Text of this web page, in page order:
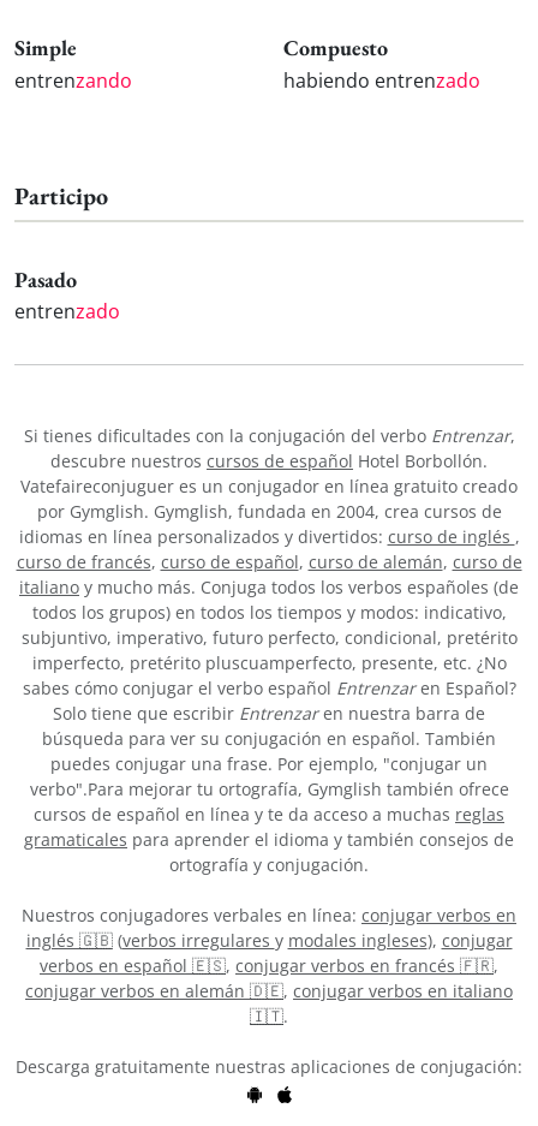
Simple
entrenzando
Compuesto
habiendo entrenzado
Participo
Pasado
entrenzado
Si tienes dificultades con la conjugación del verbo Entrenzar,
descubre nuestros cursos de español Hotel Borbollón.
Vatefaireconjuguer es un conjugador en línea gratuito creado
por Gymglish. Gymglish, fundada en 2004, crea cursos de
idiomas en línea personalizados y divertidos: curso de inglés ,
curso de francés, curso de español, curso de alemán, curso de
italiano y mucho más. Conjuga todos los verbos españoles (de
todos los grupos) en todos los tiempos y modos: indicativo,
subjuntivo, imperativo, futuro perfecto, condicional, pretérito
imperfecto, pretérito pluscuamperfecto, presente, etc. ¿No
sabes cómo conjugar el verbo español Entrenzaren Español?
Solo tiene que escribir Entrenzaren nuestra barra de
búsqueda para ver su conjugación en español. También
puedes conjugar una frase. Por ejemplo, "conjugar un
verbo".Para mejorar tu ortografía, Gymglish también ofrece
cursos de español en línea y te da acceso a muchas reglas
gramaticales para aprender el idioma y también consejos de
ortografía y conjugación.
Nuestros conjugadores verbales en línea: conjugar verbos en
inglés 🇬🇧(verbos irregulares y modales ingleses), conjugar
verbos en español 🇪🇸, conjugar verbos en francés 🇫🇷,
conjugar verbos en alemán 🇩🇪, conjugar verbos en italiano
🇮🇹.
Descarga gratuitamente nuestras aplicaciones de conjugación: